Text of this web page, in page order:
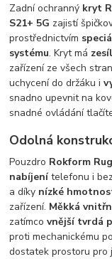
Zadní ochranný kryt
S21+ 5G zajistí
prostřednictvím
systému. Kryt má
zařízení ze všech
uchycení do držáku i
snadno upevnit na
snadné ovládání
Odolná
Pouzdro Rokform
nabíjenítelefonu i
a díky nízké
zařízení. Měkká
zatímcovnější tvrdá
proti mechanickému
dostatek prostoru pro